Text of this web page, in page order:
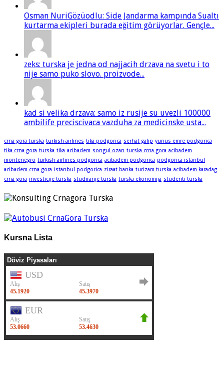
Osman NuriGözüodlu: Side Jandarma kampında Sualtı
kurtarma ekipleri burada eğitim görüyorlar. Gençle...
zeks: turska je jedna od najjacih drzava na svetu i to
nije samo puko slovo. proizvode...
kad si velika drzava: samo iz rusije su uvezli 100000
ambilife preciscivaca vazduha za medicinske usta...
crna gora turska turkish airlines tika podgorica serhat galip yunus emre podgorica
tika crna gora turska tika acibadem songul ozan turska crna gora acibadem
montenegro turkish airlines podgorica acibadem podgorica podgorica istanbul
acibadem crna gora istanbul podgorica ziraat banka turizam turska acibadem karadag
crna gora investicije turska studiranje turska turska ekonomija studenti turska
Kursna Lista